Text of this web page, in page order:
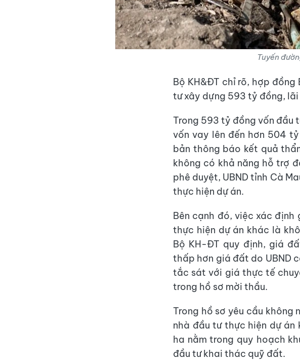
Tuyến
Bộ KH&ĐT chỉ rõ, hợp
tư xây dựng 593 tỷ đồng,
Trong 593 tỷ đồng vốn đầu
vốn vay lên đến hơn 504
bản thông báo kết quả
không có khả năng hỗ trợ
phê duyệt, UBND tỉnh Cà
thực hiện dự án.
Bên cạnh đó, việc xác
thực hiện dự án khác là
Bộ KH-ĐT quy định, giá
thấp hơn giá đất do UBND
tắc sát với giá thực tế
trong hồ sơ mời thầu.
Trong hồ sơ yêu cầu
nhà đầu tư thực hiện dự án
ha nằm trong quy hoạch
đầu tư khai thác quỹ đất.